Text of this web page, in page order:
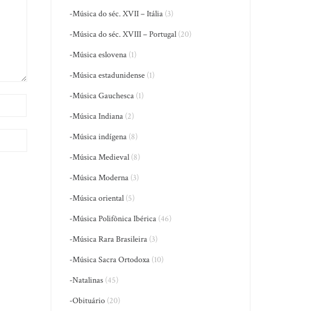
-Música do séc. XVII – Itália (3)
-Música do séc. XVIII – Portugal (20)
-Música eslovena (1)
-Música estadunidense (1)
-Música Gauchesca (1)
-Música Indiana (2)
-Música indígena (8)
-Música Medieval (8)
-Música Moderna (3)
-Música oriental (5)
-Música Polifônica Ibérica (46)
-Música Rara Brasileira (3)
-Música Sacra Ortodoxa (10)
-Natalinas (45)
-Obituário (20)